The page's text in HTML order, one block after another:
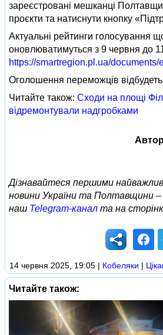
зареєстровані мешканці
проєкти та натиснути кнопку
Актуальні рейтинги голосування
оновлюватимуться з 9 червня до
https://smartregion.pl.ua/documents/
Оголошення переможців
Читайте також: Сходи на площі
відремонтували надгробками
Дізнавайтеся першими
новини України та Полтавщини –
наш Telegram-канал та на
14 червня 2025, 19:05 | Кобеляки |
Читайте також: